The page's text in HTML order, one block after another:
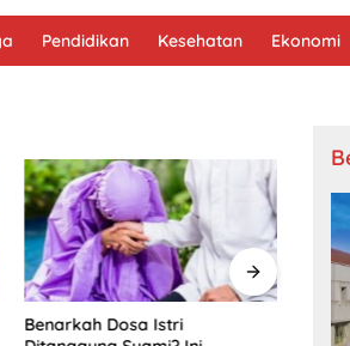
Pendidikan Kesehatan Ekonomi
Benarkah Dosa Istri